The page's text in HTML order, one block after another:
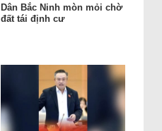
Dân Bắc Ninh mòn mỏi chờ
đất tái định cư